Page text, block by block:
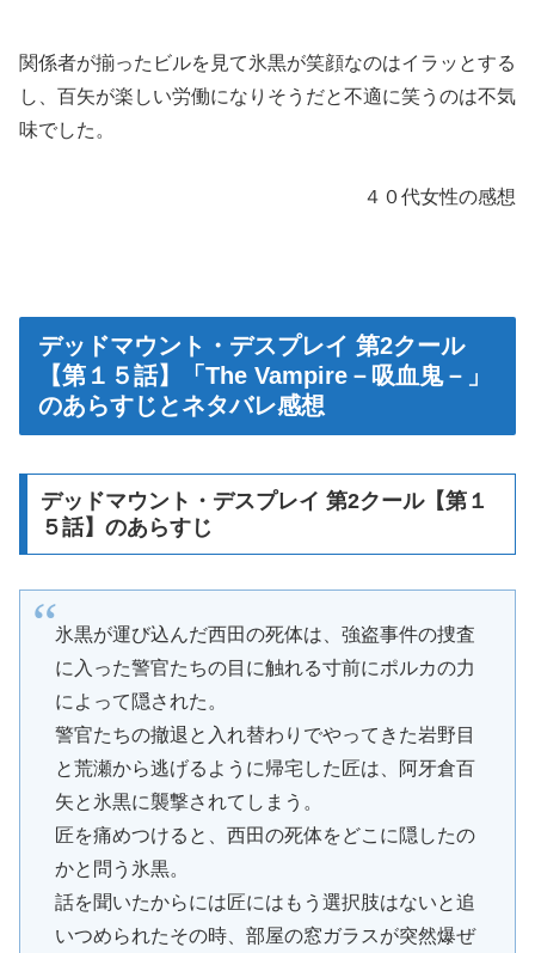
関係者が揃ったビルを見て氷黒が笑顔なのはイラッとする
し、百矢が楽しい労働になりそうだと不適に笑うのは不気
味でした。
４０代女性の感想
デッドマウント・デスプレイ 第2クール
【第１５話】「The Vampire－吸血鬼－」
のあらすじとネタバレ感想
デッドマウント・デスプレイ 第2クール【第１
５話】のあらすじ
氷黒が運び込んだ西田の死体は、強盗事件の捜査
に入った警官たちの目に触れる寸前にポルカの力
によって隠された。
警官たちの撤退と入れ替わりでやってきた岩野目
と荒瀬から逃げるように帰宅した匠は、阿牙倉百
矢と氷黒に襲撃されてしまう。
匠を痛めつけると、西田の死体をどこに隠したの
かと問う氷黒。
話を聞いたからには匠にはもう選択肢はないと追
いつめられたその時、部屋の窓ガラスが突然爆ぜ